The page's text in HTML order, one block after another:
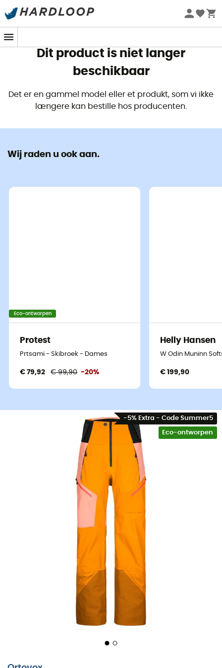
Zomeraanbiedingen 🔥 -5% EXTRA vanaf 2 producten* met
Dit product is niet langer
beschikbaar
Det er en gammel model eller et produkt, som vi ikke
længere kan bestille hos producenten.
Wij raden u ook aan.
Eco-ontworpen
Protest
Prtsami - Skibroek - Dames
€ 79,92 € 99,90 -20%
Helly Hansen
W Odin Muninn
€ 199,90
-5% Extra - Code Summer5
Eco-ontworpen
dames 3L Guardian Shell Pants
robuuste en duurzame hardshell aangeboden door
freeride skiën, toerskiën
, combineert de
3L Guardian Shell
bescherming, een strak design en
doordachte details. Klaar voor steile couloirs, is hij
uitgerust met de high-performance Dermizax®Ev
membraan van Toray en een binnenkant van
. Deze combinatie is uniek en zeer effectief:
platte naden